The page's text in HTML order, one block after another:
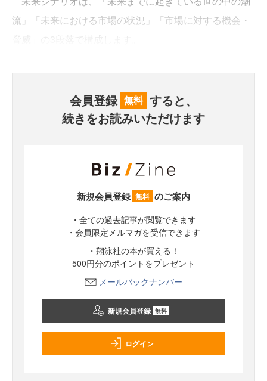
流」「未来における市場の状況」「市場に対する機会・
会員登録 無料 すると、
続きをお読みいただけます
新規会員登録 無料 のご案内
・全ての過去記事が閲覧できます
・会員限定メルマガを受信できます
・翔泳社の本が買える！
500円分のポイントをプレゼント
メールバックナンバー
新規会員登録 無料
ログイン